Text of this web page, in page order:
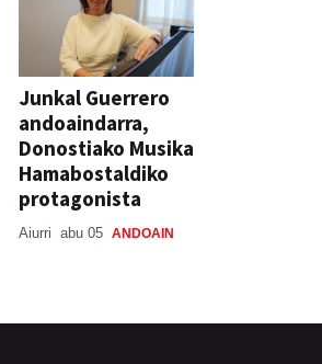
Junkal Guerrero
andoaindarra,
Donostiako Musika
Hamabostaldiko
protagonista
Aiurri abu 05 ANDOAIN